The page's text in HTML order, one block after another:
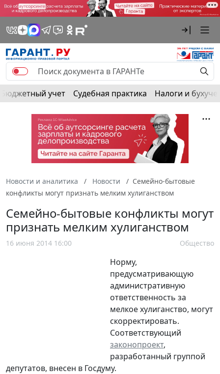
Бюджетный учет Судебная практика Налоги и
Новости и аналитика Новости
Семейно-бытовые
конфликты могут признать мелким хулиганством
Семейно-бытовые конфликты могут
признать мелким хулиганством
16 июня 2014 16:00 Общество
Норму,
предусматривающую
административную
ответственность за
мелкое хулиганство, могут
скорректировать.
Соответствующий
законопроект,
разработанный группой
депутатов, внесен в Госдуму.